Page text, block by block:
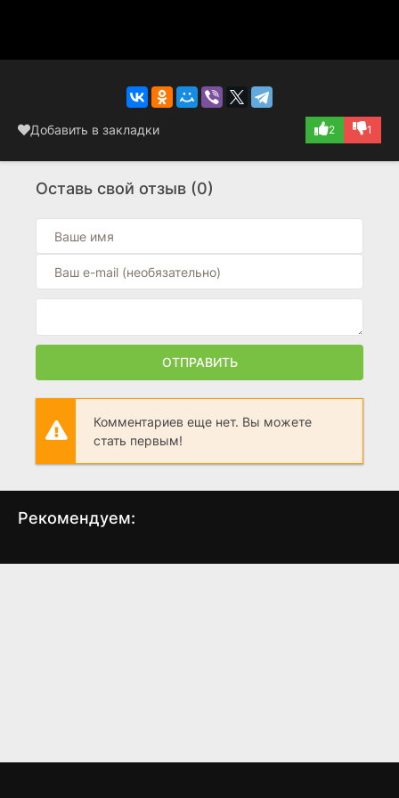
Добавить в закладки 2 1
Оставь свой отзыв (0)
ОТПРАВИТЬ
Комментариев еще нет. Вы можете
стать первым!
Рекомендуем:
Восхождение черной
Полный дом